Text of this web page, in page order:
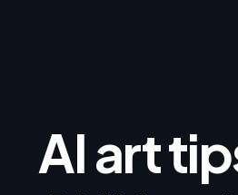
AI art